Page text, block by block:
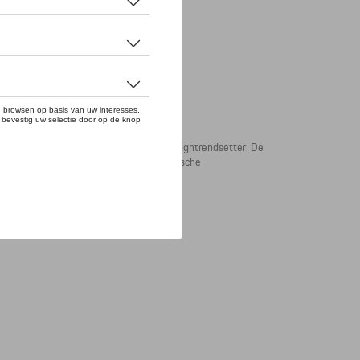
RACING®-collectie is een absolute designtrendsetter. De
geven, en ook de hoogwaardige Porsche-